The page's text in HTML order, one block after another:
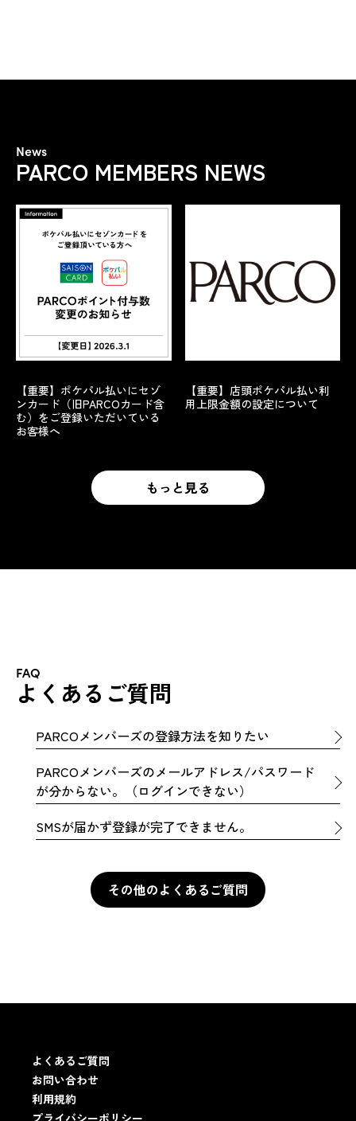
News
PARCO MEMBERS NEWS
【重要】ポケパル払いにセゾ
ンカード（旧PARCOカード含
む）をご登録いただいている
お客様へ
【重要】店頭ポケパル払い利
用上限金額の設定について
もっと見る
もっと見る
FAQ
よくあるご質問
PARCOメンバーズの登録方法を知りたい
PARCOメンバーズのメールアドレス/パスワード
が分からない。（ログインできない）
SMSが届かず登録が完了できません。
その他のよくあるご質問
その他のよくあるご質問
よくあるご質問
お問い合わせ
利用規約
プライバシーポリシー